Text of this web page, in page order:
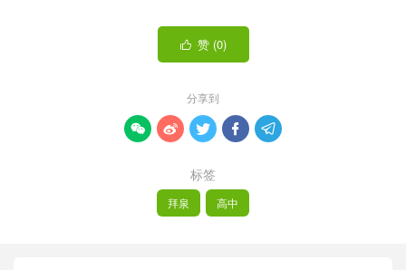
 赞 (0)
分享到
    
标签
拜泉 高中